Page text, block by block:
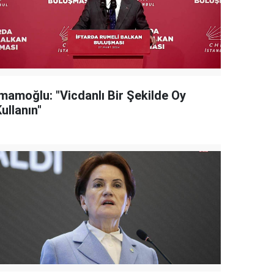
"Vicdanlı Bir Şekilde Oy